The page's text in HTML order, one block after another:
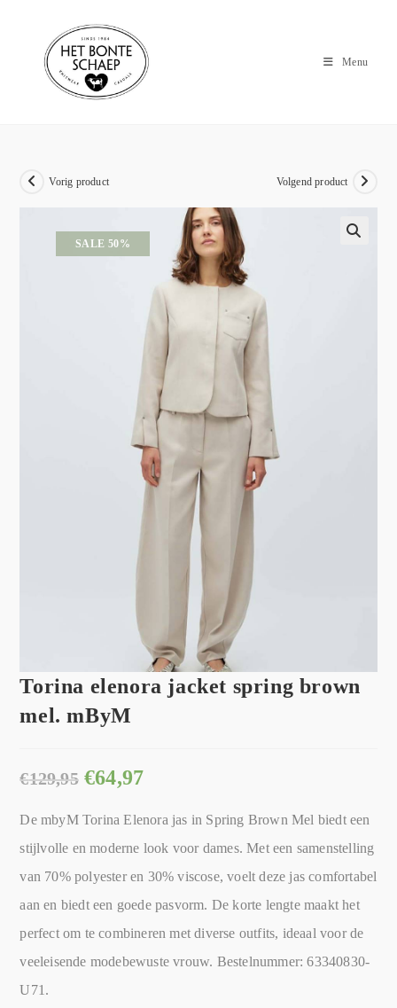
Menu
SALE 50%
Vorig product Volgend product
Torina elenora jacket spring brown
mel. mByM
€129,95 €64,97
De mbyM Torina Elenora jas in Spring Brown Mel biedt een
stijlvolle en moderne look voor dames. Met een samenstelling
van 70% polyester en 30% viscose, voelt deze jas comfortabel
aan en biedt een goede pasvorm. De korte lengte maakt het
perfect om te combineren met diverse outfits, ideaal voor de
veeleisende modebewuste vrouw. Bestelnummer: 63340830-
U71.